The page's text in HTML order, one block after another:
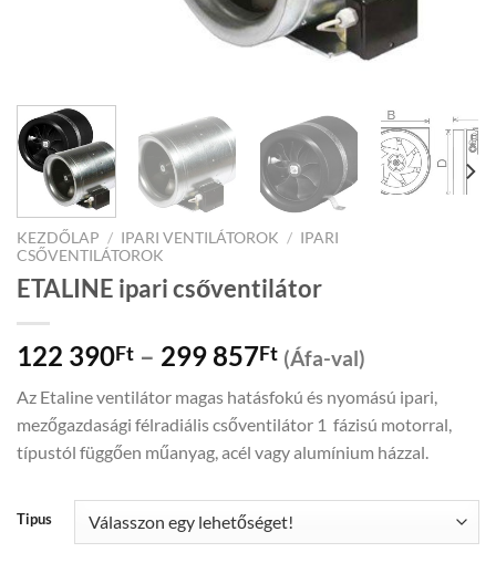
KEZDŐLAP / IPARI VENTILÁTOROK / IPARI
CSŐVENTILÁTOROK
ETALINE ipari csőventilátor
122 390Ft – 299 857FtPrice
122
390Ft
through
857Ft
(Áfa-val)
Az Etaline ventilátor magas hatásfokú és nyomású ipari,
mezőgazdasági félradiális csőventilátor 1 fázisú motorral,
típustól függően műanyag, acél vagy alumínium házzal.
Tipus